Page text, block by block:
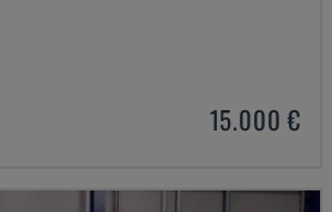
15.000 €